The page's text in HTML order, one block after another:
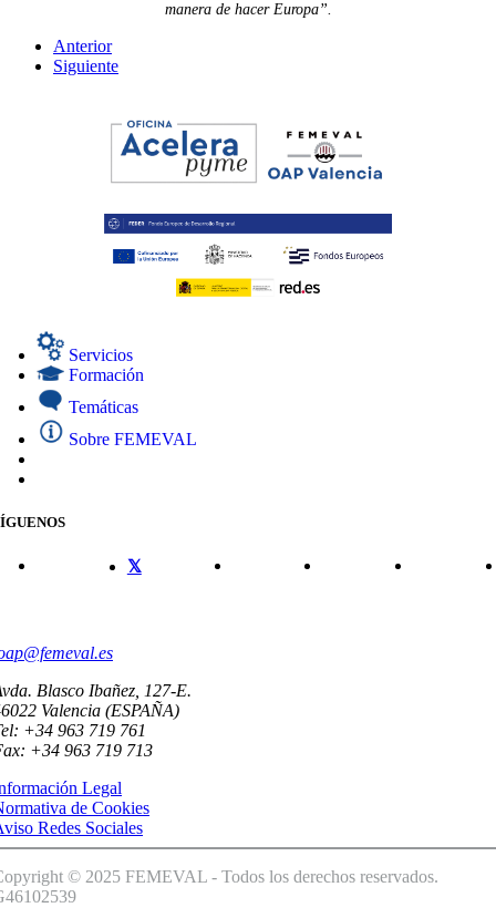
manera de hacer Europa”.
Anterior
Siguiente
Servicios
Formación
Temáticas
Sobre FEMEVAL
Blasco Ibañez, 127-E.
Valencia (ESPAÑA)
+34 963 719 761
+34 963 719 713
Legal
de Cookies
Redes Sociales
© 2025 FEMEVAL - Todos los derechos reservados.